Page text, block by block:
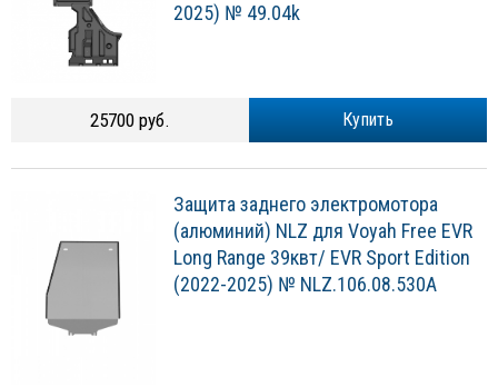
2025) № 49.04k
Купить
25700 руб.
Защита заднего электромотора
(алюминий) NLZ для Voyah Free EVR
Long Range 39квт/ EVR Sport Edition
(2022-2025) № NLZ.106.08.530A